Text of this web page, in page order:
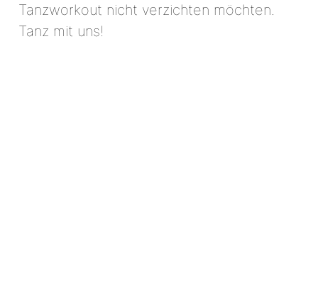
Tanzworkout nicht verzichten möchten.
Tanz mit uns!